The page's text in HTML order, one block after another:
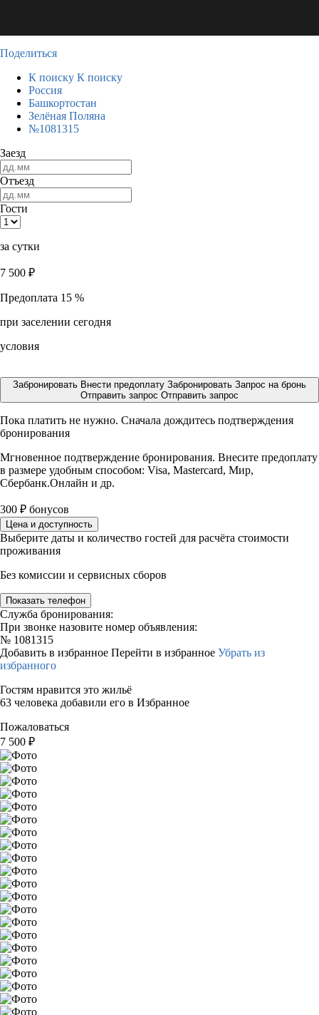
Поделиться
К поиску К поиску
Россия
Башкортостан
Зелёная Поляна
№1081315
Заезд
Отъезд
Гости
за сутки
7 500 ₽
Предоплата 15 %
при заселении сегодня
условия
Забронировать Внести предоплату Забронировать Запрос на бронь
Отправить запрос Отправить запрос
Пока платить не нужно. Сначала дождитесь подтверждения
бронирования
Мгновенное подтверждение бронирования. Внесите предоплату
в размере удобным способом: Visa, Mastercard, Мир,
Сбербанк.Онлайн и др.
300 ₽ бонусов
Цена и доступность
Выберите даты и количество гостей для расчёта стоимости
проживания
Без комиссии и сервисных сборов
Показать телефон
Служба бронирования:
При звонке назовите номер объявления:
№ 1081315
Добавить в избранное Перейти в избранное Убрать из
избранного
Гостям нравится это жильё
63 человека добавили его в Избранное
Пожаловаться
7 500 ₽